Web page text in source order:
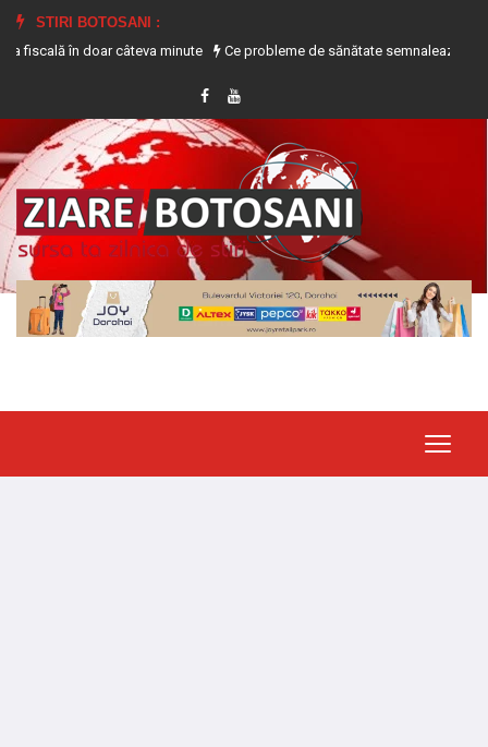
STIRI BOTOSANI :
doar câteva minute
Ce probleme de sănătate semnalează transpirația